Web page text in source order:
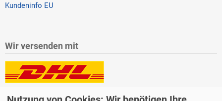
Kundeninfo EU
Wir versenden mit